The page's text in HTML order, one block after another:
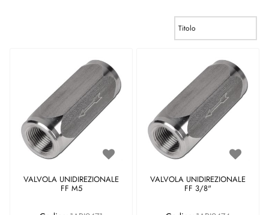
VALVOLA UNIDIREZIONALE
FF M5
VALVOLA UNIDIREZIONALE
FF 3/8"